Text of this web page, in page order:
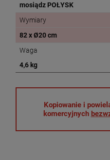
mosiądz POŁYSK
Wymiary
82 x Ø20 cm
Waga
4,6 kg
Kopiowanie i
komercyjnych